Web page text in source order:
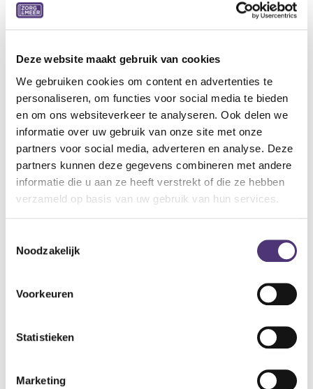
Deze website maakt gebruik van cookies
We gebruiken cookies om content en advertenties te
personaliseren, om functies voor social media te bieden
en om ons websiteverkeer te analyseren. Ook delen we
informatie over uw gebruik van onze site met onze
partners voor social media, adverteren en analyse. Deze
partners kunnen deze gegevens combineren met andere
informatie die u aan ze heeft verstrekt of die ze hebben
verzameld op basis van uw gebruik van hun services.
Noodzakelijk
Voorkeuren
Statistieken
Marketing
ernstige incontinentie.
Zij bieden maximale bescherming bij urine- en
Dankzij de ademende buitenzijde zijn ze bijzonder geschikt
voor patiënten die veel belang hechten aan een aangenaam
en droog huidgevoel.
Specificaties:
Hersluitbare slips
Bevat zachte elastieken
Zacht non-woven materiaal dat aanvoelt als katoen
Extra cellulose pad met een superabsorberende
26,37€
Aan winkelmandje toevoegen
Levering: 2-5 werkdagen*